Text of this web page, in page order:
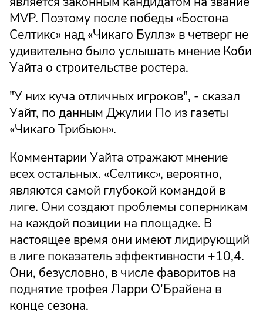
MVP. Поэтому после победы «Бостона
Селтикс» над «Чикаго Буллз» в четверг не
удивительно было услышать мнение Коби
Уайта о строительстве ростера.
"У них куча отличных игроков", - сказал
Уайт, по данным Джулии По из газеты
«Чикаго Трибьюн».
Комментарии Уайта отражают мнение
всех остальных. «Селтикс», вероятно,
являются самой глубокой командой в
лиге. Они создают проблемы соперникам
на каждой позиции на площадке. В
настоящее время они имеют лидирующий
в лиге показатель эффективности +10,4.
Они, безусловно, в числе фаворитов на
поднятие трофея Ларри О'Брайена в
конце сезона.